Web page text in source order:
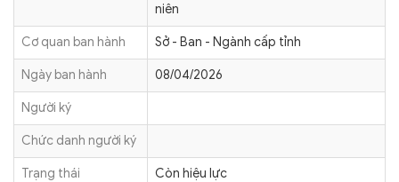
niên
Cơ quan ban hành Sở - Ban - Ngành cấp tỉnh
Ngày ban hành 08/04/2026
Người ký
Chức danh người ký
Trạng thái Còn hiệu lực